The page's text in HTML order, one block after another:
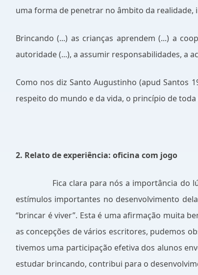
uma forma de penetrar no âmbito da realidade,
Brincando (...) as crianças aprendem (...) a
autoridade (...), a assumir responsabilidades, a
Como nos diz Santo Augustinho (apud Santos
respeito do mundo e da vida, o princípio de
2. Relato de experiência: oficina com jogo
Fica clara para nós a importância do
estímulos importantes no desenvolvimento
“brincar é viver”. Esta é uma afirmação muita
as concepções de vários escritores, pudemos
tivemos uma participação efetiva dos alunos
estudar brincando, contribui para o